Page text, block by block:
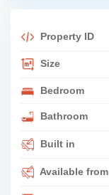
Property ID
Size
Bedroom
Bathroom
Built in
Available from